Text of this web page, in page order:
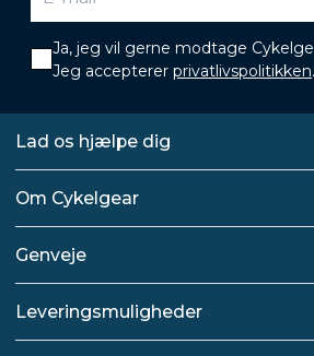
Ja, jeg vil gerne modtage
Jeg accepterer privatlivspolitikken.
Lad os hjælpe dig
Om Cykelgear
Genveje
Leveringsmuligheder